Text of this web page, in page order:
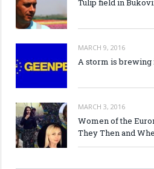
Tulip field in
MARCH 9, 2016
A storm is brewing
MARCH 3, 2016
Women of the
They Then and